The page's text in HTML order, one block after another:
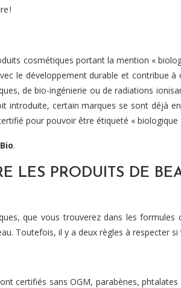
!
cosmétiques portant la mention «
le développement durable et contribue
de bio-ingénierie ou de radiations
certain marques se sont déjà
pour pouvoir être étiqueté « biologique
.
LES PRODUITS DE
que vous trouverez dans les formules
Toutefois, il y a deux règles à respecter
certifiés sans OGM, parabènes,